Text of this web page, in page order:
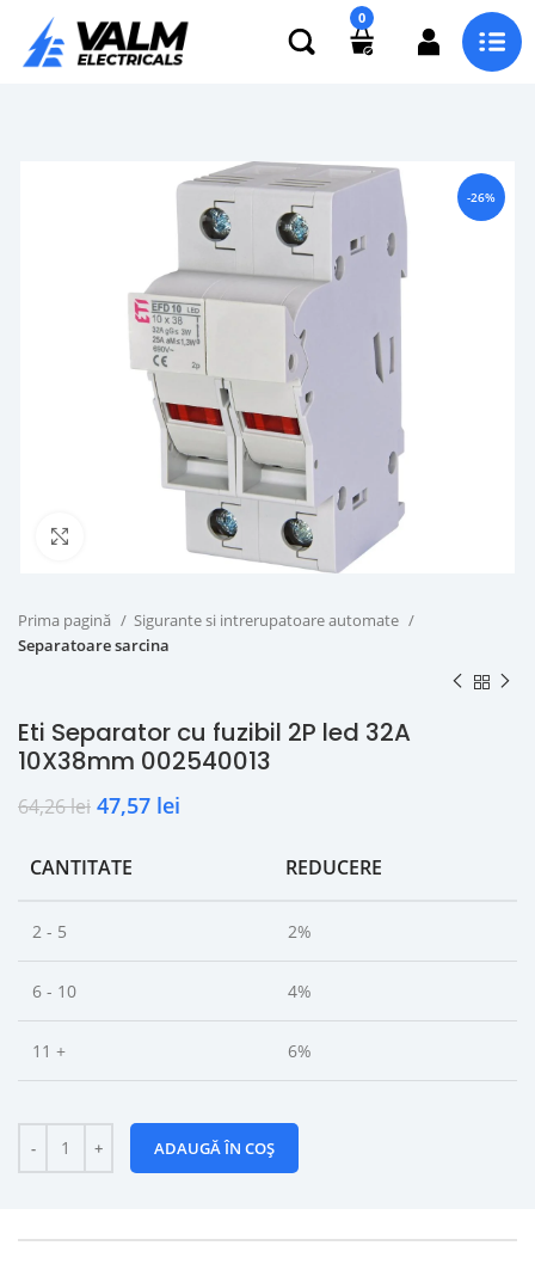
0
-26%
Prima pagină
Sigurante si intrerupatoare automate
Separatoare sarcina
Eti Separator cu fuzibil 2P led 32A
10X38mm 002540013
64,26lei 47,57 lei
CANTITATE REDUCERE
2 - 5 2%
6 - 10 4%
11 + 6%
ADAUGĂ ÎN COȘ